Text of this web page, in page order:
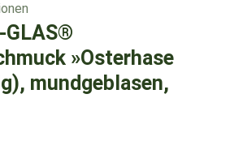
GLAS®
»Osterhase
mundgeblasen,